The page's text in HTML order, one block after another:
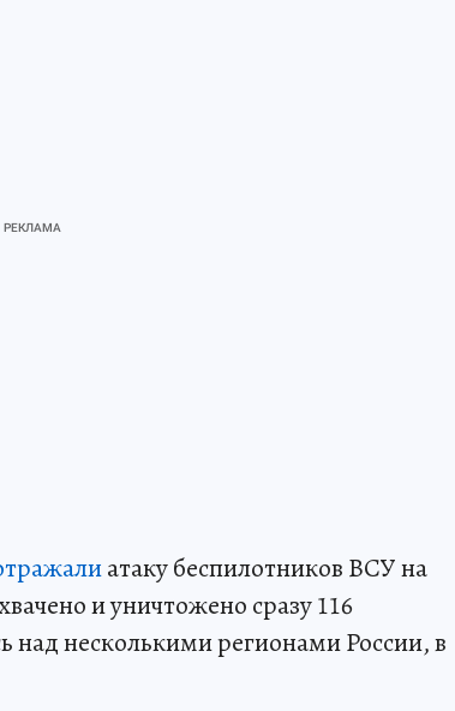
атаку беспилотников ВСУ на
и уничтожено сразу 116
несколькими регионами России, в